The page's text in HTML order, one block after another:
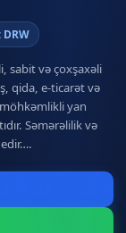
sabit və çoxşaxəli
qida, e-ticarət və
yan
Səmərəlilik və